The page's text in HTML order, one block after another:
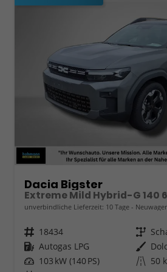
Dacia Bigster
Extreme Mild Hybrid-G 140
unverbindliche Lieferzeit: 10 Tage
Fahrzeugnr. 18434 Getriebe
Kraftstoff Autogas LPG Außenfarbe
Leistung 103 kW (140 PS) Kilometerstand 50